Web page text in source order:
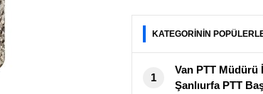
KATEGORİNİN
1
Van PTT Müdürü
Şanlıurfa PTT